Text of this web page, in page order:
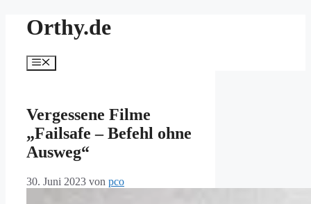
InhaltOrthy.de
Menü
Vergessene Filme
„Failsafe – Befehl ohne
Ausweg“
30. Juni 2023 von pco